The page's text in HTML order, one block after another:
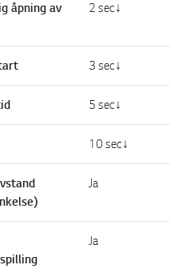
åpning av
2 sec↓
3 sec↓
5 sec↓
10 sec↓
Ja
Ja